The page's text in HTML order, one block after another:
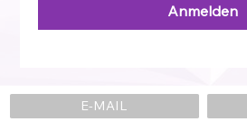
Anmelden
E-MAIL